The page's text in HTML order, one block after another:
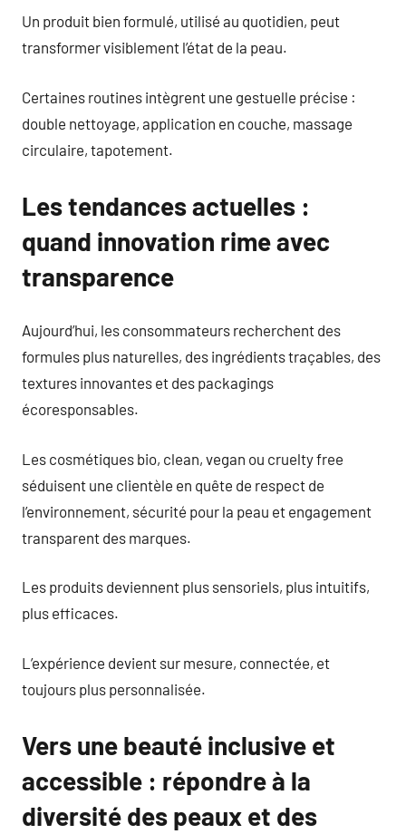
Un produit bien formulé, utilisé au quotidien, peut
transformer visiblement l’état de la peau.
Certaines routines intègrent une gestuelle précise :
double nettoyage, application en couche, massage
circulaire, tapotement.
Les tendances actuelles :
quand innovation rime avec
transparence
Aujourd’hui, les consommateurs recherchent des
formules plus naturelles, des ingrédients traçables, des
textures innovantes et des packagings
écoresponsables.
Les cosmétiques bio, clean, vegan ou cruelty free
séduisent une clientèle en quête de respect de
l’environnement, sécurité pour la peau et engagement
transparent des marques.
Les produits deviennent plus sensoriels, plus intuitifs,
plus efficaces.
L’expérience devient sur mesure, connectée, et
toujours plus personnalisée.
Vers une beauté inclusive et
accessible : répondre à la
diversité des peaux et des